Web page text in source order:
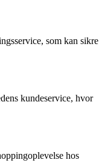
som kan sikre
kundeservice, hvor
hos